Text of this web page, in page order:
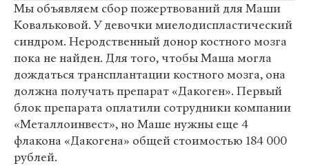
Мы объявляем сбор пожертвований для Маши
Ковальковой. У девочки миелодиспластический
синдром. Неродственный донор костного мозга
пока не найден. Для того, чтобы Маша могла
дождаться трансплантации костного мозга, она
должна получать препарат «Дакоген». Первый
блок препарата оплатили сотрудники компании
«Металлоинвест», но Маше нужны еще 4
флакона «Дакогена» общей стоимостью 184 000
рублей.